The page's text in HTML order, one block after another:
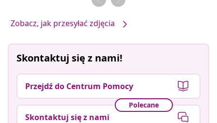
Zobacz, jak przesyłać zdjęcia
Skontaktuj się z nami!
Przejdź do Centrum Pomocy
Polecane
Skontaktuj się z nami